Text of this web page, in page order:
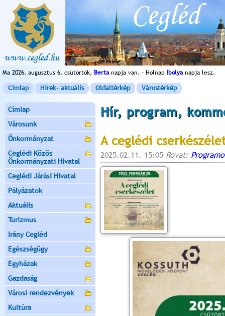
Ma 2026. augusztus 6. csütörtök, Bertanapja van. - Holnap Ibolyanapja lesz.
Címlap Hírek- aktuális Oldaltérkép Várostérkép
Címlap
Városunk
Önkormányzat
Ceglédi Közös
Önkormányzati Hivatal
Ceglédi Járási Hivatal
Pályázatok
Aktuális
Turizmus
Irány Cegléd
Egészségügy
Egyházak
Gazdaság
Városi rendezvények
Kultúra
Hír, program,
A ceglédi
2025.02.11. 15:05 Rovat: